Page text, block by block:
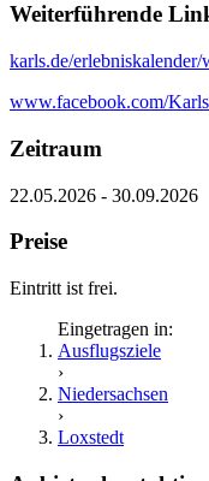
Weiterführende
karls.de/erlebniskalender/
www.facebook.com/
Zeitraum
22.05.2026 - 30.09.2026
Preise
Eintritt ist frei.
Eingetragen in:
Ausflugsziele
›
Niedersachsen
›
Loxstedt